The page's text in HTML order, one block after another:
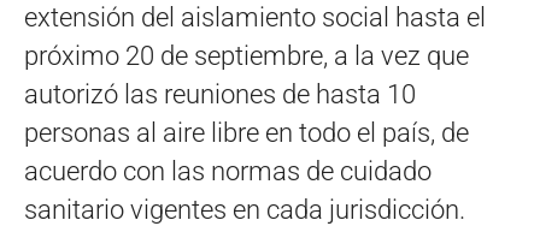
extensión del aislamiento social hasta el
próximo 20 de septiembre, a la vez que
autorizó las reuniones de hasta 10
personas al aire libre en todo el país, de
acuerdo con las normas de cuidado
sanitario vigentes en cada jurisdicción.